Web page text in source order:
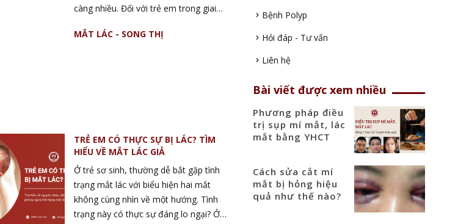
càng nhiều. Đối với trẻ em trong giai
cho thị giác kém phát triển, có thể gây
quan, do đó cần phải khám và tìm
nguyên nhân để điều trị kịp thời.
MẮT LÁC - SONG THỊ
TRẺ EM CÓ THỰC SỰ BỊ LÁC? TÌM
HIỂU VỀ MẮT LÁC GIẢ
Ở trẻ sơ sinh, thường dễ bắt gặp tình
trạng mắt lác với biểu hiện hai mắt
không cùng nhìn về một hướng. Tình
trạng này có thực sự đáng lo ngại? Ở
Bệnh Polyp
Hỏi đáp - Tư vấn
Liên hệ
Bài viết được xem nhiều
Phương pháp điều
trị sụp mí mắt, lác
mắt bằng YHCT
Cách sửa cắt mí
mắt bị hỏng hiệu
quả như thế nào?